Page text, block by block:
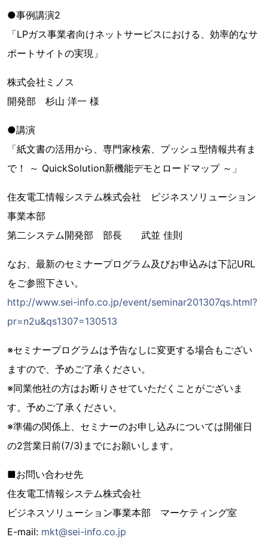
●事例講演2
「LPガス事業者向けネットサービスにおける、効率的なサ
ポートサイトの実現」
株式会社ミノス
開発部 杉山 洋一 様
●講演
「紙文書の活用から、専門家検索、プッシュ型情報共有ま
で！ ～ QuickSolution新機能デモとロードマップ ～」
住友電工情報システム株式会社 ビジネスソリューション
事業本部
第二システム開発部 部長 武並 佳則
なお、最新のセミナープログラム及びお申込みは下記URL
をご参照下さい。
http://www.sei-info.co.jp/event/seminar201307qs.html?
pr=n2u&qs1307=130513
※セミナープログラムは予告なしに変更する場合もござい
ますので、予めご了承ください。
※同業他社の方はお断りさせていただくことがございま
す。予めご了承ください。
※準備の関係上、セミナーのお申し込みについては開催日
の2営業日前(7/3)までにお願いします。
■お問い合わせ先
住友電工情報システム株式会社
ビジネスソリューション事業本部 マーケティング室
E-mail: mkt@sei-info.co.jp